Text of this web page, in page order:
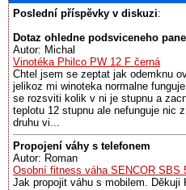
Poslední příspěvky v diskuzi:
Dotaz ohledne podsviceneho
Autor: Michal
Vinotéka Philco PW 12 F černá
Chtel jsem se zeptat jak odemknu
jelikoz mi winoteka normalne
se rozsviti kolik v ni je stupnu a
teplotu 12 stupnu ale nefunguje nic
druhu vi...
Propojení váhy s telefonem
Autor: Roman
Osobní fitness váha SENCOR SBS
Jak propojit váhu s mobilem. Děkuji